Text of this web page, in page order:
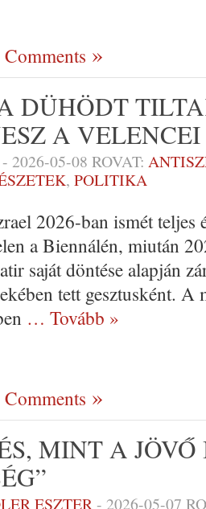
DÜHÖDT
A
- 2026-05-08 ROVAT:
, POLITIKA
2026-ban ismét teljes
a Biennálén, miután
saját döntése alapján
tett gesztusként. A
… Tovább »
MINT A
ESZTER - 2026-05-07